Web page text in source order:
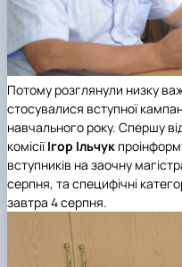
Потому розглянули низку
стосувалися вступної
навчального року. Спершу
комісіїІгор Ільчук
вступників на заочну
серпня, та специфічні
завтра 4 серпня.